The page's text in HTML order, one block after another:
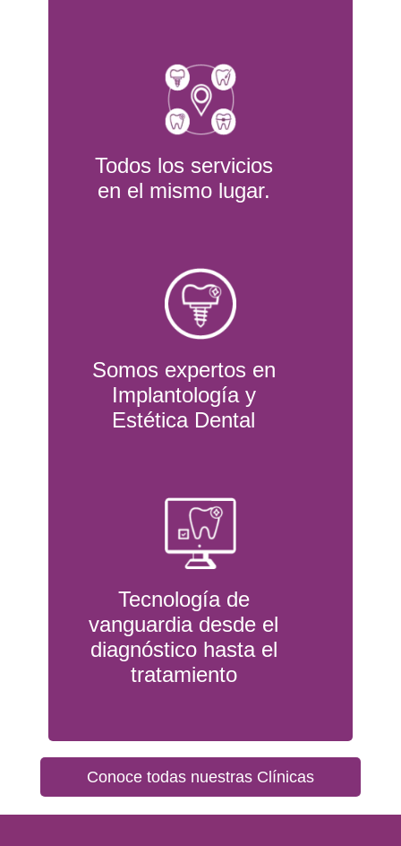
Todos los servicios
en el mismo lugar.
Somos expertos en
Implantología y
Estética Dental
Tecnología de
vanguardia desde el
diagnóstico hasta el
tratamiento
Conoce todas nuestras Clínicas